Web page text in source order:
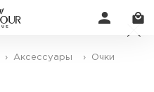
› Аксессуары › Очки